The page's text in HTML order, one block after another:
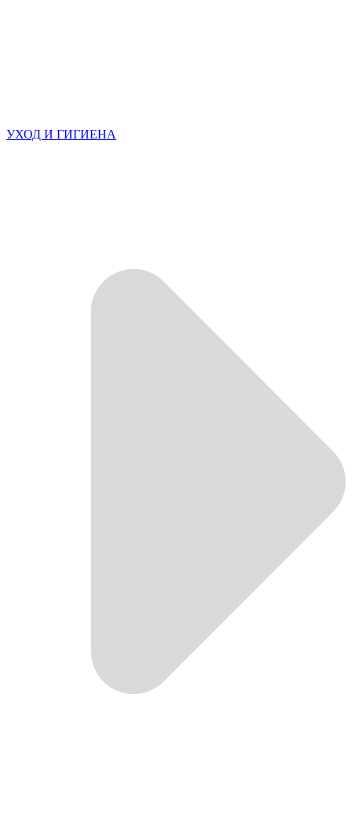
УХОД И ГИГИЕНА